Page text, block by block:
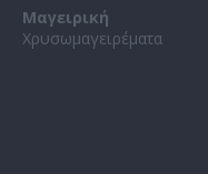
Μαγειρική
Χρυσωμαγειρέματα